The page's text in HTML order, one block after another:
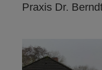
Praxis Dr.